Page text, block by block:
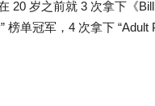
20 岁之前就 3 次拿下《
榜单冠军，4 次拿下 “Adult